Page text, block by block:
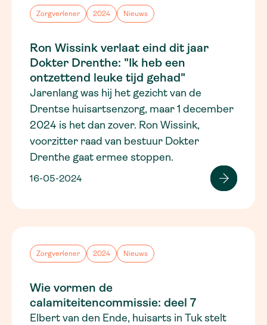
Zorgverlener 2024 Nieuws
Ron Wissink verlaat eind dit jaar
Dokter Drenthe: "Ik heb een
ontzettend leuke tijd gehad"
Jarenlang was hij het gezicht van de
Drentse huisartsenzorg, maar 1 december
2024 is het dan zover. Ron Wissink,
voorzitter raad van bestuur Dokter
Drenthe gaat ermee stoppen.
16-05-2024
Zorgverlener 2024 Nieuws
Wie vormen de
calamiteitencommissie: deel 7
Elbert van den Ende, huisarts in Tuk stelt